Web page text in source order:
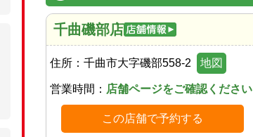
千曲磯部店
住所： 千曲市大字磯部558-2 地図
営業時間： 店舗ページをご確認ください
この店舗で予約する